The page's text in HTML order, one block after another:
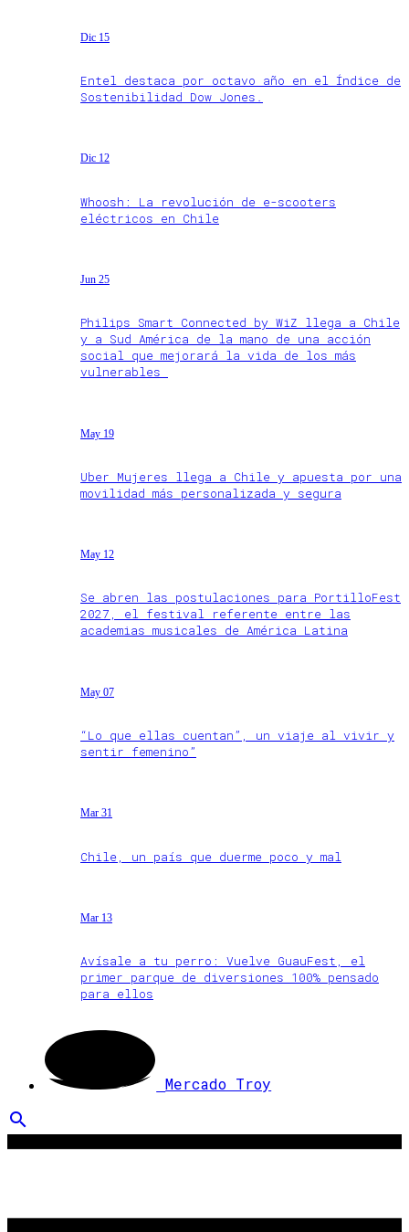
Dic 15
Entel destaca por octavo año en el Índice de
Sostenibilidad Dow Jones.
Dic 12
Whoosh: La revolución de e-scooters
eléctricos en Chile
Jun 25
Philips Smart Connected by WiZ llega a Chile
y a Sud América de la mano de una acción
social que mejorará la vida de los más
vulnerables
May 19
Uber Mujeres llega a Chile y apuesta por una
movilidad más personalizada y segura
May 12
Se abren las postulaciones para PortilloFest
2027, el festival referente entre las
academias musicales de América Latina
May 07
“Lo que ellas cuentan”, un viaje al vivir y
sentir femenino”
Mar 31
Chile, un país que duerme poco y mal
Mar 13
Avísale a tu perro: Vuelve GuauFest, el
primer parque de diversiones 100% pensado
para ellos
Mercado Troy
search